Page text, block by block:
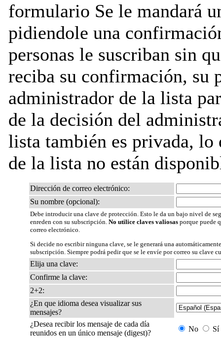
formulario Se le mandará
pidiendole una
personas le suscriban sin
reciba su confirmación, su
administrador de la lista
de la decisión del
lista también es privada,
de la lista no están
Dirección de correo electrónico:
Su nombre (opcional):
Debe introducir una clave de protección. Esto le da un bajo nivel de
enreden con su subscripción. No utilice claves valiosas porque puede
correo electrónico.
Si decide no escribir ninguna clave, se le generará una
subscripción. Siempre podrá pedir que se le envíe por correo su clave
Elija una clave:
Confirme la clave:
2+2:
¿En que idioma desea visualizar sus
mensajes?
¿Desea recibir los mensaje de cada día
reunidos en un único mensaje (digest)?
No Sí